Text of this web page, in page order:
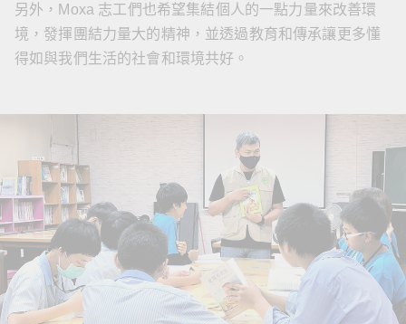
另外，Moxa 志工們也希望集結個人的一點力量來改善環
境，發揮團結力量大的精神，並透過教育和傳承讓更多懂
得如與我們生活的社會和環境共好。